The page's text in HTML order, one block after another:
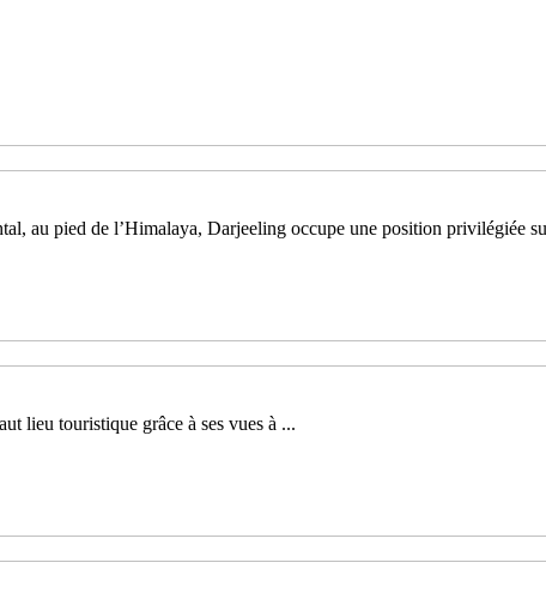
au pied de l’Himalaya, Darjeeling occupe une position privilégiée
lieu touristique grâce à ses vues à ...